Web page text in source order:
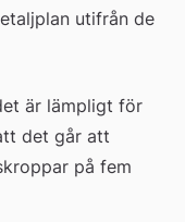
utifrån de
är lämpligt för
det går att
på fem